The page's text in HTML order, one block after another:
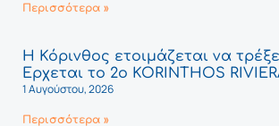
Περισσότερα »
Η Κόρινθος ετοιμάζεται να
Έρχεται το 2ο KORINTHOS
1 Αυγούστου, 2026
Περισσότερα »